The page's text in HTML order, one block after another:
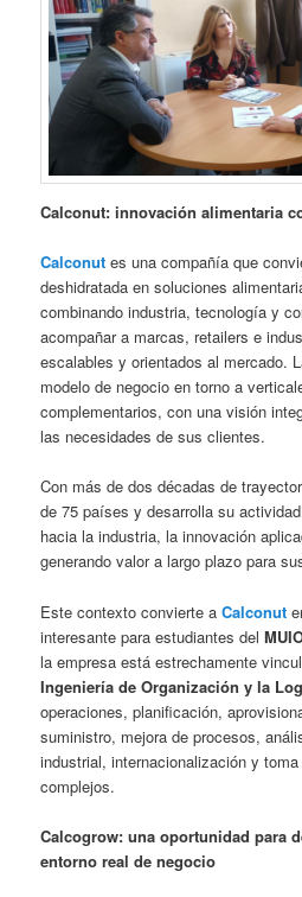
Calconut: innovación alimentaria
Calconut es una compañía que
deshidratada en soluciones
combinando industria, tecnología y
acompañar a marcas, retailers e
escalables y orientados al mercado.
modelo de negocio en torno a
complementarios, con una visión
las necesidades de sus clientes.
Con más de dos décadas de
de 75 países y desarrolla su
hacia la industria, la innovación
generando valor a largo plazo para
Este contexto convierte aCalconut
interesante para estudiantes del
la empresa está estrechamente
Ingeniería de Organización y la
operaciones, planificación,
suministro, mejora de procesos,
industrial, internacionalización y
complejos.
Calcogrow: una oportunidad para
entorno real de negocio